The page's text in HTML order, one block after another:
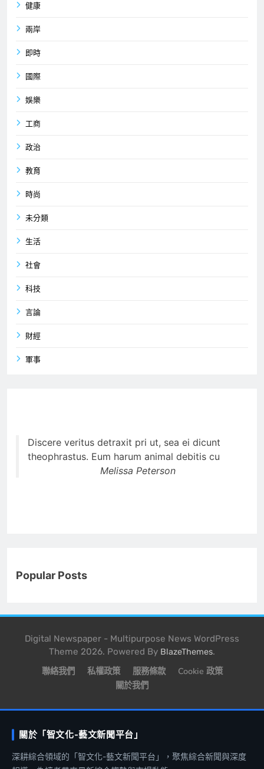
健康
兩岸
即時
國際
娛樂
工商
政治
教育
時尚
未分類
生活
社會
科技
言論
財經
軍事
Discere veritus detraxit pri ut, sea ei dicunt
theophrastus. Eum harum animal debitis cu
Melissa Peterson
Popular Posts
Digital Newspaper - Multipurpose News WordPress
Theme 2026. Powered By BlazeThemes.
聯絡我們 私權政策 服務條款
Cookie 政策
關於我們
關於「智文化-藝文新聞平台」
深耕綜合領域的「智文化-藝文新聞平台」，聚焦綜合新聞與深度